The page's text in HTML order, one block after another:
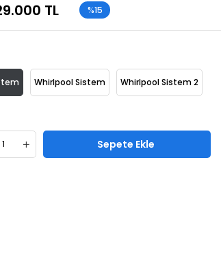
TL %15
Whirlpool Sistem Whirlpool Sistem 2